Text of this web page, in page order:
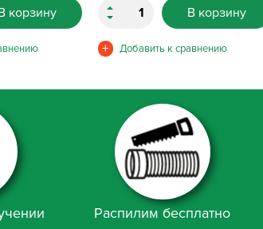
корзину В корзину
Распилим бесплатно